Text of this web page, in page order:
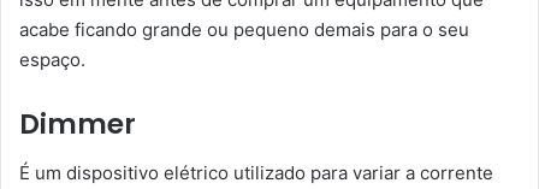
acabe ficando grande ou pequeno demais para o seu
espaço.
Dimmer
É um dispositivo elétrico utilizado para variar a corrente